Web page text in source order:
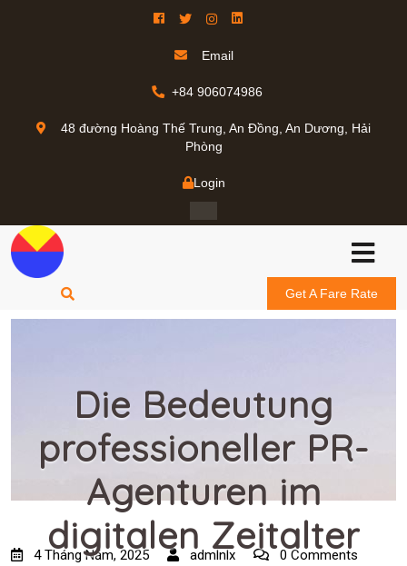
Email
+84 906074986
48 đường Hoàng Thế Trung, An Đồng, An Dương, Hải
Phòng
Login
Get A Fare Rate
Die Bedeutung
professioneller PR-
Agenturen im
digitalen Zeitalter
4 Tháng Năm, 2025 admlnlx 0 Comments